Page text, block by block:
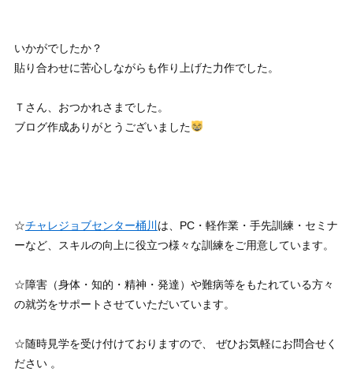
いかがでしたか？
貼り合わせに苦心しながらも作り上げた力作でした。
Ｔさん、おつかれさまでした。
ブログ作成ありがとうございました
☆チャレジョブセンター桶川 は、PC・軽作業・手先訓練・セミナ
ーなど、スキルの向上に役立つ様々な訓練をご用意しています。
☆障害（身体・知的・精神・発達）や難病等をもたれている方々
の就労をサポートさせていただいています。
☆随時見学を受け付けておりますので、 ぜひお気軽にお問合せく
ださい 。